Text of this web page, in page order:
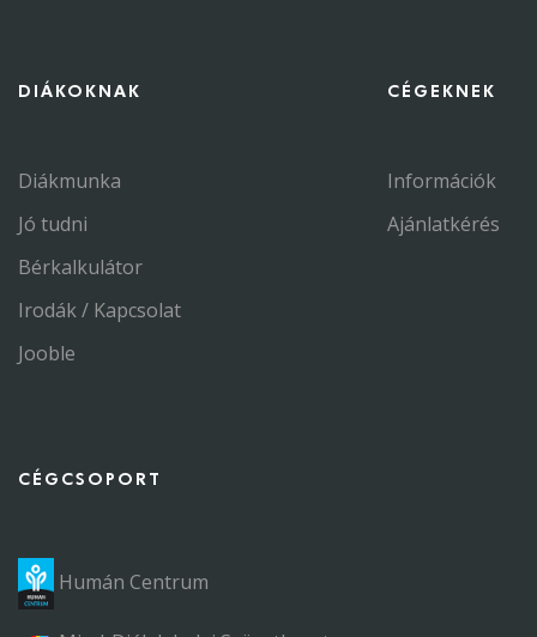
DIÁKOKNAK
Diákmunka
Jó tudni
Bérkalkulátor
Irodák / Kapcsolat
Jooble
CÉGEKNEK
Információk
Ajánlatkérés
CÉGCSOPORT
Humán Centrum